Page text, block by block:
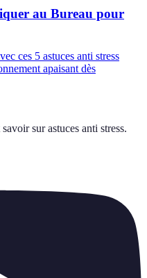
au Bureau pour
ces 5 astuces anti stress
apaisant dès
sur astuces anti stress.